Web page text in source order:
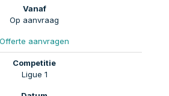
Op aanvraag
Offerte aanvragen
Ligue 1